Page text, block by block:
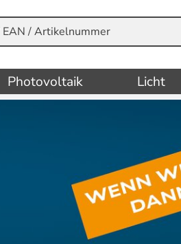
Photovoltaik Licht